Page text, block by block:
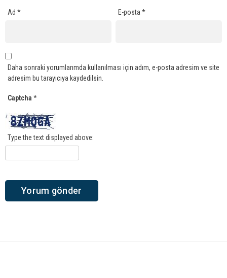
Ad * E-posta*
Daha sonraki yorumlarımda kullanılması için adım, e-posta adresim ve site
adresim bu tarayıcıya kaydedilsin.
Captcha *
Type the text displayed above: